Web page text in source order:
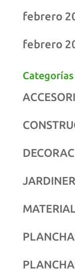
febrero
febrero
Categorías